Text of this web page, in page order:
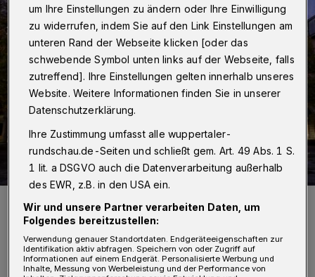
um Ihre Einstellungen zu ändern oder Ihre Einwilligung
zu widerrufen, indem Sie auf den Link Einstellungen am
unteren Rand der Webseite klicken [oder das
schwebende Symbol unten links auf der Webseite, falls
zutreffend]. Ihre Einstellungen gelten innerhalb unseres
Website. Weitere Informationen finden Sie in unserer
Datenschutzerklärung.
Ihre Zustimmung umfasst alle wuppertaler-
rundschau.de-Seiten und schließt gem. Art. 49 Abs. 1 S.
1 lit. a DSGVO auch die Datenverarbeitung außerhalb
des EWR, z.B. in den USA ein.
Wir und unsere Partner verarbeiten Daten, um
Folgendes bereitzustellen:
Verwendung genauer Standortdaten. Endgeräteeigenschaften zur
Identifikation aktiv abfragen. Speichern von oder Zugriff auf
Informationen auf einem Endgerät. Personalisierte Werbung und
Inhalte, Messung von Werbeleistung und der Performance von